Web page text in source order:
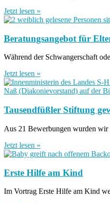
Jetzt lesen »
Beratungsangebot für
Während der Schwangerschaft
Jetzt lesen »
Tausendfüßler Stiftung
Aus 21 Bewerbungen wurden wir
Jetzt lesen »
Erste Hilfe am Kind
Im Vortrag Erste Hilfe am Kind